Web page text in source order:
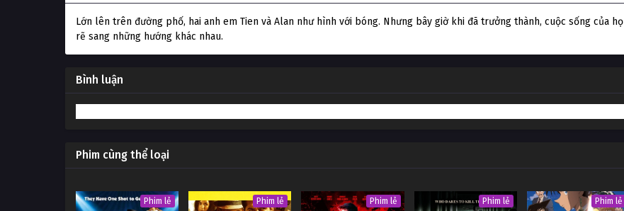
Lớn lên trên đường phố, hai anh em Tien và Alan như hình với bóng. Nhưng bây giờ khi đã trưởng thành, cuộc sống của họ
rẽ sang những hướng khác nhau.
Bình luận
Phim cùng thể loại
Phim lẻ Phim lẻ Phim lẻ Phim lẻ Phim lẻ